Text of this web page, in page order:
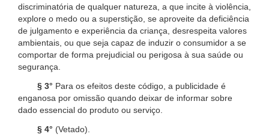
discriminatória de qualquer natureza, a que incite à violência,
explore o medo ou a superstição, se aproveite da deficiência
de julgamento e experiência da criança, desrespeita valores
ambientais, ou que seja capaz de induzir o consumidor a se
comportar de forma prejudicial ou perigosa à sua saúde ou
segurança.
§ 3° Para os efeitos deste código, a publicidade é
enganosa por omissão quando deixar de informar sobre
dado essencial do produto ou serviço.
§ 4° (Vetado).